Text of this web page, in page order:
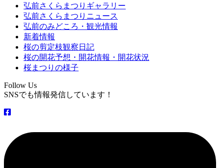
弘前さくらまつりギャラリー
弘前さくらまつりニュース
弘前のみどころ・観光情報
新着情報
桜の剪定枝観察日記
桜の開花予想・開花情報・開花状況
桜まつりの様子
Follow Us
SNSでも情報発信しています！